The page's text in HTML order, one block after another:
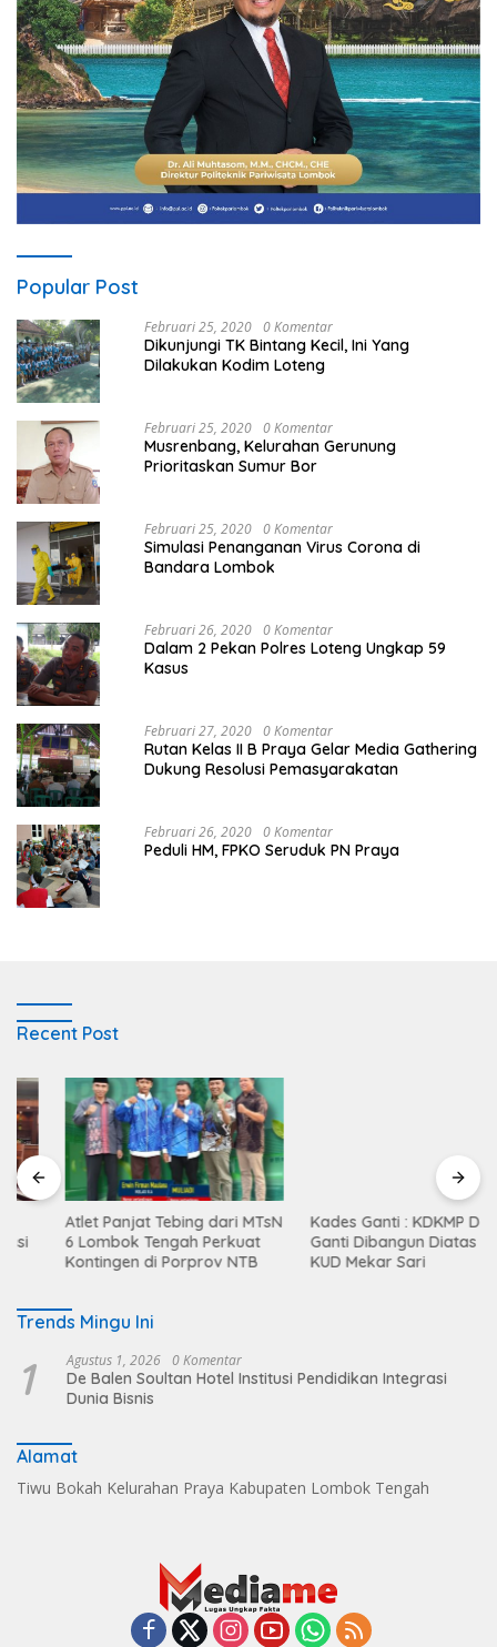
Popular Post
Februari 25, 2020 0 Komentar
Dikunjungi TK Bintang Kecil, Ini Yang
Dilakukan Kodim Loteng
Februari 25, 2020 0 Komentar
Musrenbang, Kelurahan Gerunung
Prioritaskan Sumur Bor
Februari 25, 2020 0 Komentar
Simulasi Penanganan Virus Corona di
Bandara Lombok
Februari 26, 2020 0 Komentar
Dalam 2 Pekan Polres Loteng Ungkap 59
Kasus
Februari 27, 2020 0 Komentar
Rutan Kelas II B Praya Gelar Media Gathering
Dukung Resolusi Pemasyarakatan
Februari 26, 2020 0 Komentar
Peduli HM, FPKO Seruduk PN Praya
Recent Post
Atlet Panjat Tebing dari MTsN
6 Lombok Tengah Perkuat
Kontingen di Porprov NTB
Kades Ganti : KDKMP Desa
Ganti Dibangun Diatas Lahan
KUD Mekar Sari
Trends Mingu Ini
1 Agustus 1, 2026 0 Komentar
De Balen Soultan Hotel Institusi Pendidikan Integrasi
Dunia Bisnis
Alamat
Tiwu Bokah Kelurahan Praya Kabupaten Lombok Tengah